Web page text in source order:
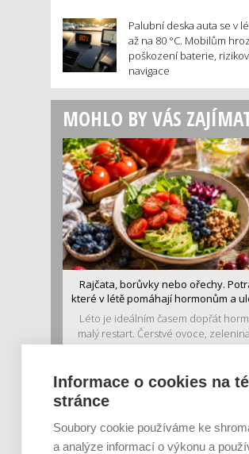
Palubní deska auta se v
až na 80 °C. Mobilům
poškození baterie,
navigace
MOHLO BY VÁS
Rajčata, borůvky nebo ořechy.
které v létě pomáhají hormonům a
Léto je ideálním časem dopřát
malý restart. Čerstvé ovoce,
luštěniny jsou práv...
Informace o cookies na
stránce
Soubory cookie používáme ke
a analýze informací o výkonu a